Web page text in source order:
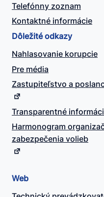
Telefónny zoznam
Kontaktné informácie
Dôležité odkazy
Nahlasovanie korupcie
Pre média
Zastupiteľstvo a
Transparentné
Harmonogram
zabezpečenia volieb
Web